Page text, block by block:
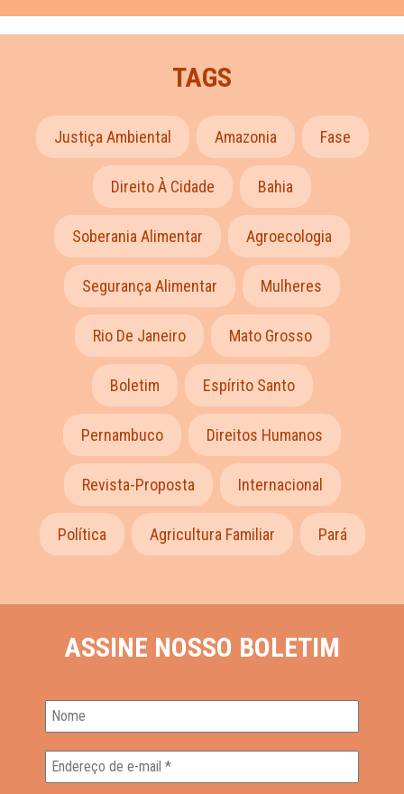
TAGS
Justiça Ambiental Amazonia Fase
Direito À Cidade Bahia
Soberania Alimentar Agroecologia
Segurança Alimentar Mulheres
Rio De Janeiro Mato Grosso
Boletim Espírito Santo
Pernambuco Direitos Humanos
Revista-Proposta Internacional
Política Agricultura Familiar Pará
ASSINE NOSSO BOLETIM